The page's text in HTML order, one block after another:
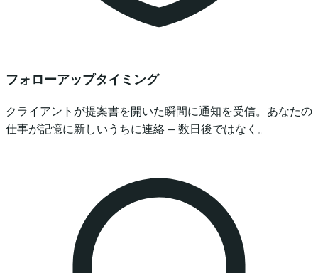
フォローアップタイミング
クライアントが提案書を開いた瞬間に通知を受信。あなたの
仕事が記憶に新しいうちに連絡 — 数日後ではなく。